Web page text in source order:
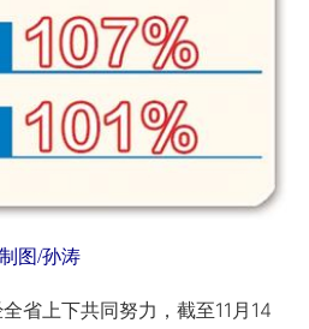
制图/孙涛
上下共同努力，截至11月14